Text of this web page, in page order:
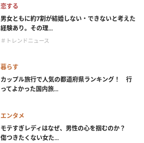
恋する
男女ともに約7割が結婚しない・できないと考えた
経験あり。その理...
＃トレンドニュース
暮らす
カップル旅行で人気の都道府県ランキング！ 行
ってよかった国内旅...
エンタメ
モテすぎレディはなぜ、男性の心を掴むのか？
傷つきたくない女た...